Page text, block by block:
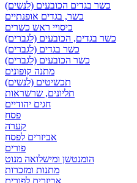
כשר בגדים הכובעים (לנשים)
כשר, בגדים אופנתיים
כיסויי ראש כשרים
כשר בגדים, הכובעים (לגברים)
כשר בגדים (לגברים)
כשר הכובעים (לגברים)
מתנה קופונים
תכשיטים (לנשים)
תליונים, שרשראות
חגים יהודיים
פסח
קערה
אביזרים לפסח
פורים
הומנטשן ומישלואה מנוט
מתנות ומזכרות
אביזרים לפורים